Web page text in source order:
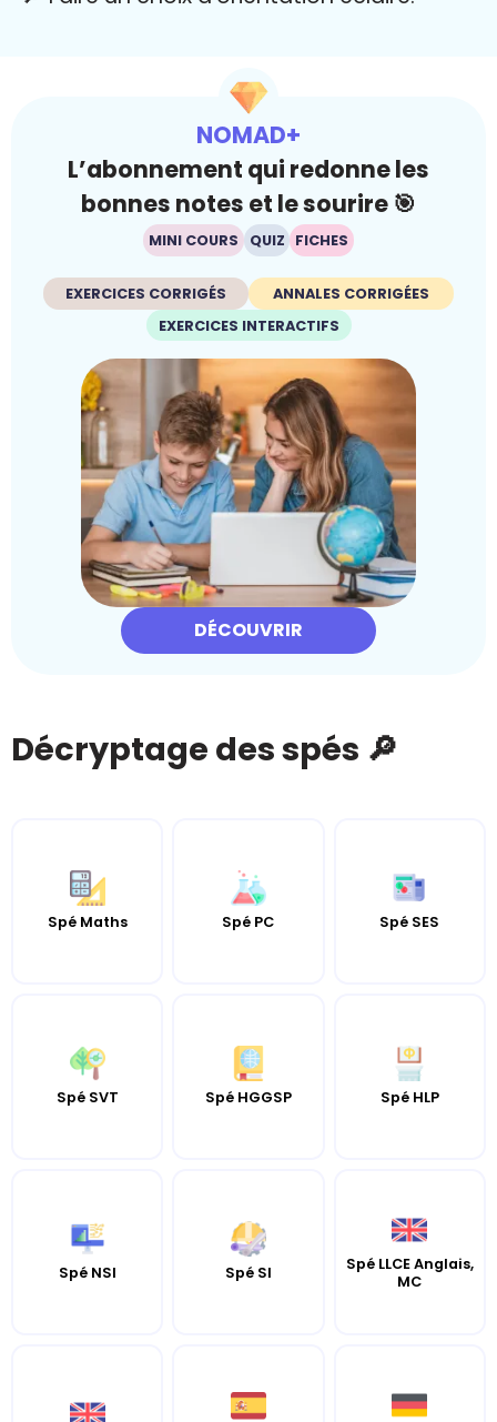
NOMAD+
L’abonnement qui redonne les
bonnes notes et le sourire 🎯
MINI COURS QUIZ FICHES
EXERCICES CORRIGÉS
ANNALES CORRIGÉES
EXERCICES INTERACTIFS
DÉCOUVRIR
Décryptage des spés 🔎
Spé Maths Spé PC Spé SES
Spé SVT Spé HGGSP Spé HLP
Spé NSI Spé SI
Spé LLCE Anglais,
MC